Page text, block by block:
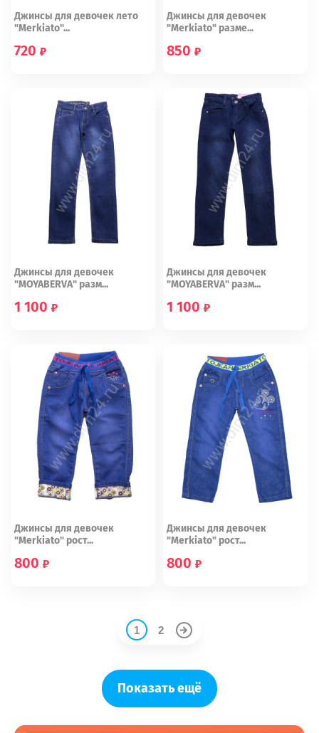
Джинсы для девочек лето
"Merkiato"...
720
Джинсы для девочек
"Merkiato" разме...
850
Джинсы для девочек
"MOYABERVA" разм...
1 100
Джинсы для девочек
"MOYABERVA" разм...
1 100
Джинсы для девочек
"Merkiato" рост...
800
Джинсы для девочек
"Merkiato" рост...
800
1 2
Показать ещё